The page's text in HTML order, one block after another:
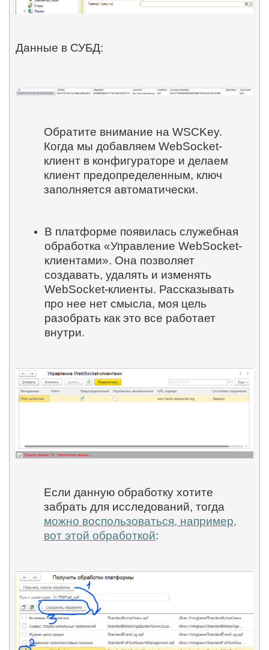
Данные в СУБД:
Обратите внимание на WSCKey.
Когда мы добавляем WebSocket-
клиент в конфигураторе и делаем
клиент предопределенным, ключ
заполняется автоматически.
В платформе появилась служебная
обработка «Управление WebSocket-
клиентами». Она позволяет
создавать, удалять и изменять
WebSocket-клиенты. Рассказывать
про нее нет смысла, моя цель
разобрать как это все работает
внутри.
Если данную обработку хотите
забрать для исследований, тогда
можно воспользоваться, например,
вот этой обработкой: